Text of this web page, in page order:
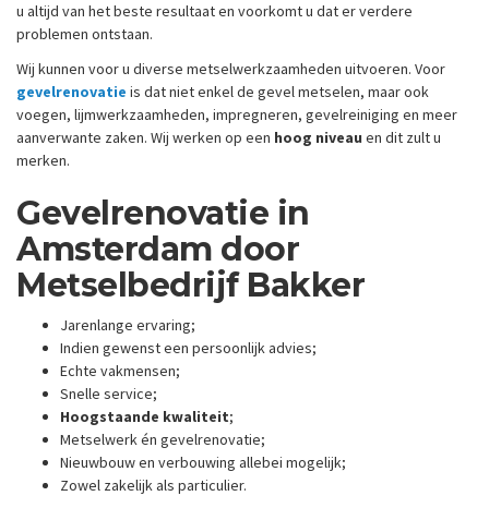
u altijd van het beste resultaat en voorkomt u dat er verdere
problemen ontstaan.
Wij kunnen voor u diverse metselwerkzaamheden uitvoeren. Voor
gevelrenovatie is dat niet enkel de gevel metselen, maar ook
voegen, lijmwerkzaamheden, impregneren, gevelreiniging en meer
aanverwante zaken. Wij werken op een hoog niveau en dit zult u
merken.
Gevelrenovatie in
Amsterdam door
Metselbedrijf Bakker
Jarenlange ervaring;
Indien gewenst een persoonlijk advies;
Echte vakmensen;
Snelle service;
Hoogstaande kwaliteit;
Metselwerk én gevelrenovatie;
Nieuwbouw en verbouwing allebei mogelijk;
Zowel zakelijk als particulier.